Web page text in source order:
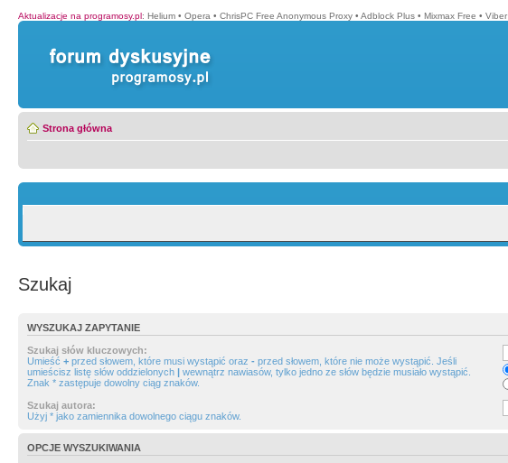
Aktualizacje na programosy.pl: Helium • Opera • ChrisPC Free Anonymous Proxy • Adblock Plus • Mixmax Free • Viber
Strona główna
Szukaj
WYSZUKAJ ZAPYTANIE
Szukaj słów kluczowych:
Umieść + przed słowem, które musi wystąpić oraz - przed słowem, które nie może wystąpić. Jeśli
umieścisz listę słów oddzielonych | wewnątrz nawiasów, tylko jedno ze słów będzie musiało wystąpić.
Znak * zastępuje dowolny ciąg znaków.
Szukaj autora:
Użyj * jako zamiennika dowolnego ciągu znaków.
OPCJE WYSZUKIWANIA